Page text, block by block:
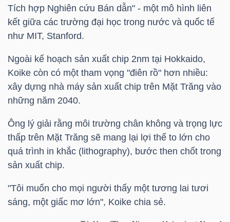
Tích hợp Nghiên cứu Bán dẫn" - một mô hình liên
kết giữa các trường đại học trong nước và quốc tế
như MIT, Stanford.
Ngoài kế hoạch sản xuất chip 2nm tại Hokkaido,
Koike còn có một tham vọng "điên rồ" hơn nhiều:
xây dựng nhà máy sản xuất chip trên Mặt Trăng vào
những năm 2040.
Ông lý giải rằng môi trường chân không và trọng lực
thấp trên Mặt Trăng sẽ mang lại lợi thế to lớn cho
quá trình in khắc (lithography), bước then chốt trong
sản xuất chip.
"Tôi muốn cho mọi người thấy một tương lai tươi
sáng, một giấc mơ lớn", Koike chia sẻ.
VỤ
TRUYỀN
THÔNG
TIỆN
ĐỘNG
SẢN